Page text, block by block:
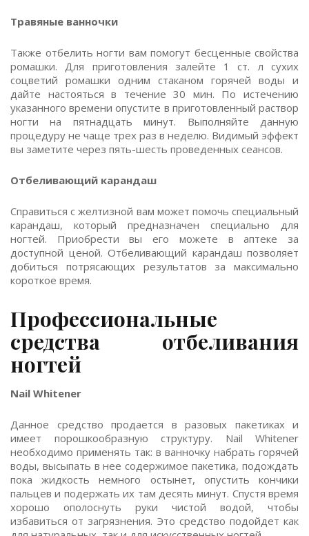
Травяные ванночки
Также отбелить ногти вам помогут бесценные свойства
ромашки. Для приготовления залейте 1 ст. л сухих
соцветий ромашки одним стаканом горячей воды и
дайте настояться в течение 30 мин. По истечению
указанного времени опустите в приготовленный раствор
ногти на пятнадцать минут. Выполняйте данную
процедуру не чаще трех раз в неделю. Видимый эффект
вы заметите через пять-шесть проведенных сеансов.
Отбеливающий карандаш
Справиться с желтизной вам может помочь специальный
карандаш, который предназначен специально для
ногтей. Приобрести вы его можете в аптеке за
доступной ценой. Отбеливающий карандаш позволяет
добиться потрясающих результатов за максимально
короткое время.
Профессиональные
средства отбеливания
ногтей
Nail Whitener
Данное средство продается в разовых пакетиках и
имеет порошкообразную структуру. Nail Whitener
необходимо применять так: в ванночку набрать горячей
воды, высыпать в нее содержимое пакетика, подождать
пока жидкость немного остынет, опустить кончики
пальцев и подержать их там десять минут. Спустя время
хорошо ополоснуть руки чистой водой, чтобы
избавиться от загрязнения. Это средство подойдет как